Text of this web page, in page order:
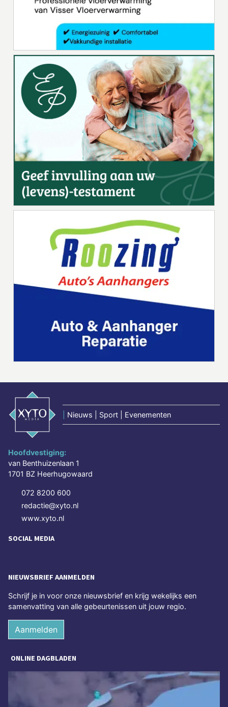
Nieuws | Sport | Evenementen
Hoofdvestiging:
van Benthuizenlaan 1
1701 BZ Heerhugowaard
072 8200 600
redactie@xyto.nl
www.xyto.nl
SOCIAL MEDIA
NIEUWSBRIEF AANMELDEN
Schrijf je in voor onze nieuwsbrief en krijg wekelijks een
samenvatting van alle gebeurtenissen uit jouw regio.
Aanmelden
ONLINE DAGBLADEN